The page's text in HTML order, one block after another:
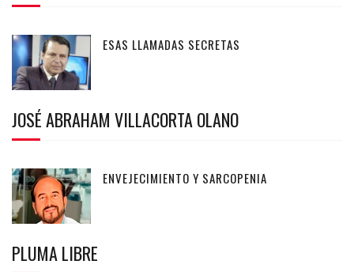
ESAS LLAMADAS SECRETAS
JOSÉ ABRAHAM VILLACORTA OLANO
ENVEJECIMIENTO Y SARCOPENIA
PLUMA LIBRE